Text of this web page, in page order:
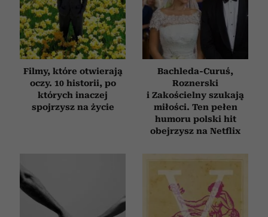
Filmy, które otwierają
oczy. 10 historii, po
których inaczej
spojrzysz na życie
Bachleda-Curuś,
Roznerski
i Zakościelny szukają
miłości. Ten pełen
humoru polski hit
obejrzysz na Netflix